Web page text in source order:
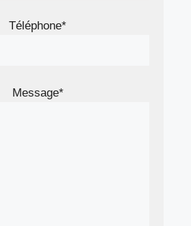
Téléphone*
Message*